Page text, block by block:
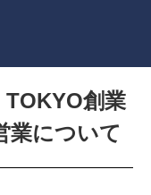
TOKYO創業
業について